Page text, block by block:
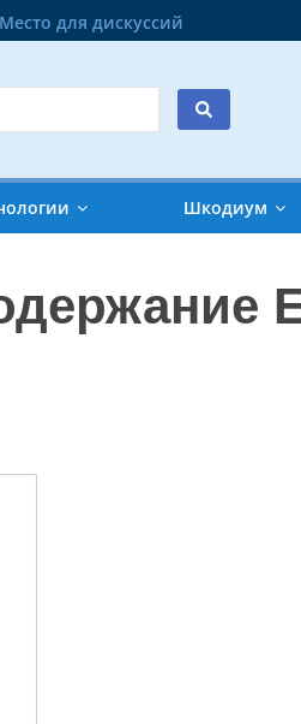
Место для дискуссий
Шкодиум